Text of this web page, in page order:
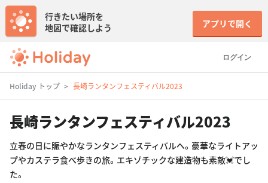
ログイン
行きたい場所を
地図で確認しよう
アプリで開く
Holiday トップ 長崎ランタンフェスティバル2023
長崎ランタンフェスティバル2023
立春の日に賑やかなランタンフェスティバルへ。豪華なライトアッ
プやカステラ食べ歩きの旅。エキゾチックな建造物も素敵💓でし
た。